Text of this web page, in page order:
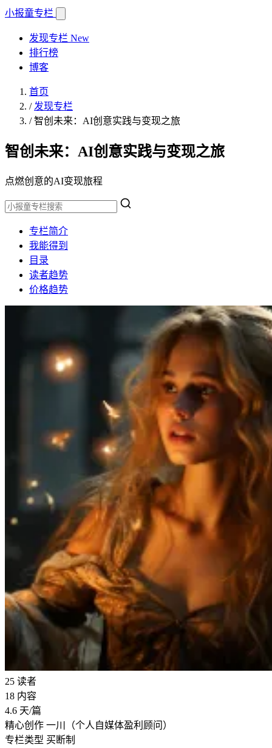
小报童专栏
发现专栏 New
排行榜
博客
首页
/ 发现专栏
/智创未来：AI创意实践与变现之旅
智创未来：AI创意实践与变现之旅
点燃创意的AI变现旅程
专栏简介
我能得到
目录
读者趋势
价格趋势
25 读者
18 内容
4.6 天/篇
精心创作 一川（个人自媒体盈利顾问）
专栏类型 买断制